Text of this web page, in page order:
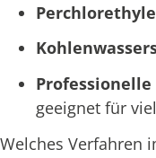
geeignet für
Welches Verfahren